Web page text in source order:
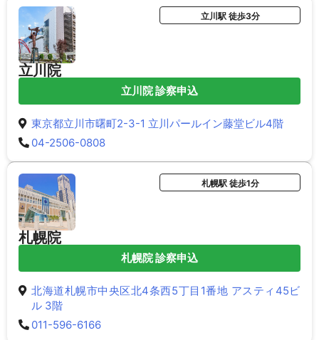
立川院
立川駅 徒歩3分
立川院 診察申込
東京都立川市曙町2-3-1 立川パールイン藤堂ビル4階
04-2506-0808
札幌院
札幌駅 徒歩1分
札幌院 診察申込
北海道札幌市中央区北4条西5丁目1番地 アスティ45ビ
ル 3階
011-596-6166